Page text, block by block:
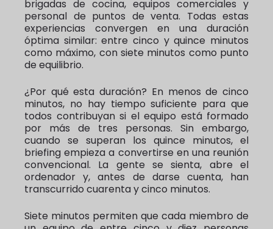
brigadas de cocina, equipos comerciales y
personal de puntos de venta. Todas estas
experiencias convergen en una duración
óptima similar: entre cinco y quince minutos
como máximo, con siete minutos como punto
de equilibrio.
¿Por qué esta duración? En menos de cinco
minutos, no hay tiempo suficiente para que
todos contribuyan si el equipo está formado
por más de tres personas. Sin embargo,
cuando se superan los quince minutos, el
briefing empieza a convertirse en una reunión
convencional. La gente se sienta, abre el
ordenador y, antes de darse cuenta, han
transcurrido cuarenta y cinco minutos.
Siete minutos permiten que cada miembro de